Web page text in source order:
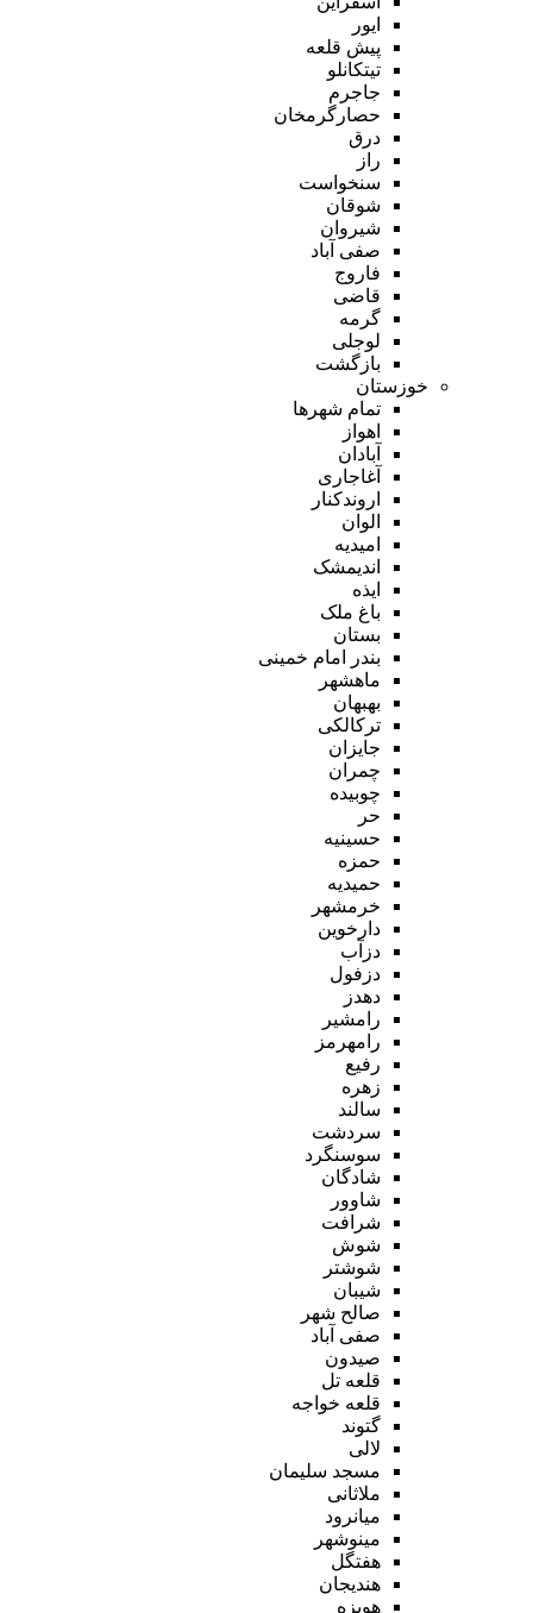
ایور
پیش قلعه
تیتکانلو
جاجرم
حصارگرمخان
درق
راز
سنخواست
شوقان
شیروان
صفی آباد
فاروج
قاضی
گرمه
لوجلی
بازگشت
خوزستان
تمام شهر‌ها
اهواز
آبادان
آغاجاری
اروندکنار
الوان
امیدیه
اندیمشک
ایذه
باغ ملک
بستان
بندر امام خمینی
ماهشهر
بهبهان
ترکالکی
جایزان
چمران
چوبیده
حر
حسینیه
حمزه
حمیدیه
خرمشهر
دارخوین
دزآب
دزفول
دهدز
رامشیر
رامهرمز
رفیع
زهره
سالند
سردشت
سوسنگرد
شادگان
شاوور
شرافت
شوش
شوشتر
شیبان
صالح شهر
صفی آباد
صیدون
قلعه تل
قلعه خواجه
گتوند
لالی
مسجد سلیمان
ملاثانی
میانرود
مینوشهر
هفتگل
هندیجان
هویزه